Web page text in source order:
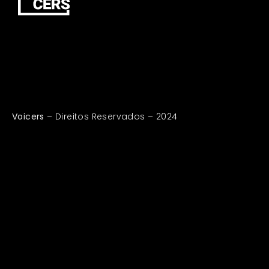
Voicers – Direitos Reservados – 2024